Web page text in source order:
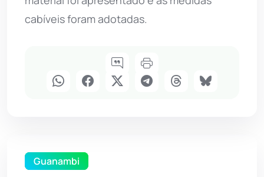
cabíveis foram adotadas.
Guanambi